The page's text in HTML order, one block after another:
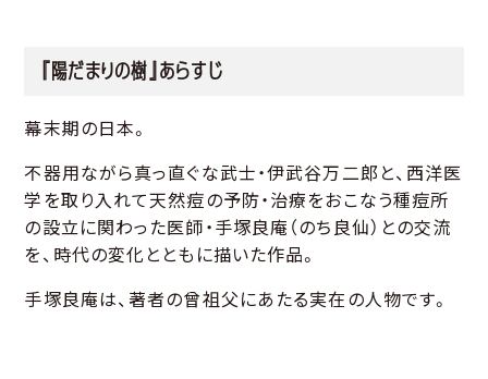
『陽だまりの樹』あらすじ
幕末期の日本。
不器用ながら真っ直ぐな武士・伊武谷万二郎と、西洋医
学を取り入れて天然痘の予防・治療をおこなう種痘所
の設立に関わった医師・手塚良庵（のち良仙）との交流
を、時代の変化とともに描いた作品。
手塚良庵は、著者の曾祖父にあたる実在の人物です。